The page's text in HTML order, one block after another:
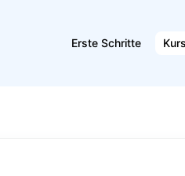
Erste Schritte